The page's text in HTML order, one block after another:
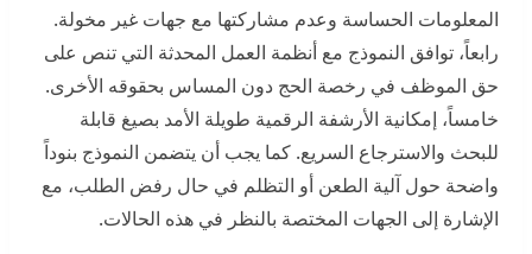
المعلومات الحساسة وعدم مشاركتها مع جهات غير مخولة.
رابعاً، توافق النموذج مع أنظمة العمل المحدثة التي تنص على
حق الموظف في رخصة الحج دون المساس بحقوقه الأخرى.
خامساً، إمكانية الأرشفة الرقمية طويلة الأمد بصيغ قابلة
للبحث والاسترجاع السريع. كما يجب أن يتضمن النموذج بنوداً
واضحة حول آلية الطعن أو التظلم في حال رفض الطلب، مع
الإشارة إلى الجهات المختصة بالنظر في هذه الحالات.